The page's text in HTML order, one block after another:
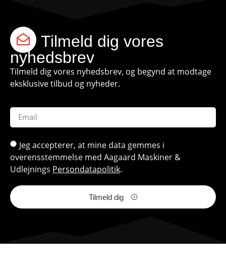
Tilmeld dig vores
nyhedsbrev
Tilmeld dig vores nyhedsbrev, og begynd at modtage
eksklusive tilbud og nyheder.
Jeg accepterer, at mine data gemmes i
overensstemmelse med Aagaard Maskiner &
Udlejnings Persondatapolitik.
Tilmeld dig